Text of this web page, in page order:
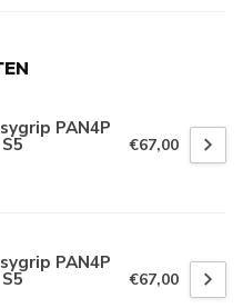
PAN4P
€67,00
PAN4P
€67,00